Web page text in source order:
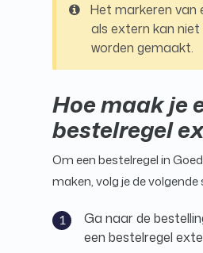
Het markeren van
als extern kan
worden gemaakt.
Hoe maak je
bestelregel
Om een bestelregel in
maken, volg je de
Ga naar de
een bestelregel